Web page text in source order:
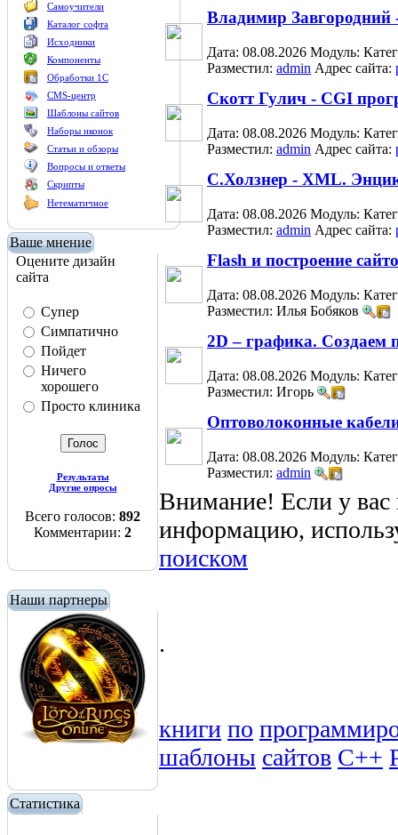
Самоучители
Каталог софта
Исходники
Компоненты
Обработки 1С
CMS-центр
Шаблоны сайтов
Наборы иконок
Статьи и обзоры
Вопросы и ответы
Скрипты
Нетематичное
Ваше мнение
Оцените дизайн
сайта
Супер
Симпатично
Пойдет
Ничего
хорошего
Просто клиника
Результаты
Другие опросы
Всего голосов: 892
Комментарии: 2
Наши партнеры
Статистика
Владимир Завгородний
Дата: 08.08.2026 Модуль:
Разместил: admin Адрес сайта:
Скотт Гулич - CGI
Дата: 08.08.2026 Модуль:
Разместил: admin Адрес сайта:
С.Холзнер - XML.
Дата: 08.08.2026 Модуль:
Разместил: admin Адрес сайта:
Flash и построение
Дата: 08.08.2026 Модуль:
Разместил: Илья Бобяков
2D – графика. Создаем
Дата: 08.08.2026 Модуль:
Разместил: Игорь
Оптоволоконные
Дата: 08.08.2026 Модуль:
Разместил: admin
Внимание! Если у
информацию,
поиском
.
книги по
шаблоны сайтов C++